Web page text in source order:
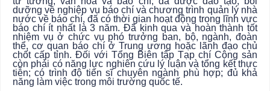
dưỡng về nghiệp vụ báo chí và chương trình quản lý nhà
nước về báo chí, đã có thời gian hoạt động trong lĩnh vực
báo chí ít nhất là 3 năm. Đã kinh qua và hoàn thành tốt
nhiệm vụ ở chức vụ phó trưởng ban, bộ, ngành, đoàn
thể, cơ quan báo chí ở Trung ương hoặc lãnh đạo chủ
chốt cấp tỉnh. Đối với Tổng Biên tập Tạp chí Cộng sản
còn phải có năng lực nghiên cứu lý luận và tổng kết thực
tiễn; có trình độ tiến sĩ chuyên ngành phù hợp; đủ khả
năng làm việc trong môi trường quốc tế.